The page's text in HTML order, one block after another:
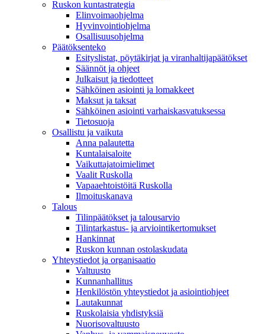
Ruskon kuntastrategia
Elinvoimaohjelma
Hyvinvointiohjelma
Osallisuusohjelma
Päätöksenteko
Esityslistat, pöytäkirjat ja viranhaltijapäätökset
Säännöt ja ohjeet
Julkaisut ja tiedotteet
Sähköinen asiointi ja lomakkeet
Maksut ja taksat
Sähköinen asiointi varhaiskasvatuksessa
Tietosuoja
Osallistu ja vaikuta
Anna palautetta
Kuntalaisaloite
Vaikuttajatoimielimet
Vaalit Ruskolla
Vapaaehtoistöitä Ruskolla
Ilmoituskanava
Talous
Tilinpäätökset ja talousarvio
Tilintarkastus- ja arviointikertomukset
Hankinnat
Ruskon kunnan ostolaskudata
Yhteystiedot ja organisaatio
Valtuusto
Kunnanhallitus
Henkilöstön yhteystiedot ja asiointiohjeet
Lautakunnat
Ruskolaisia yhdistyksiä
Nuorisovaltuusto